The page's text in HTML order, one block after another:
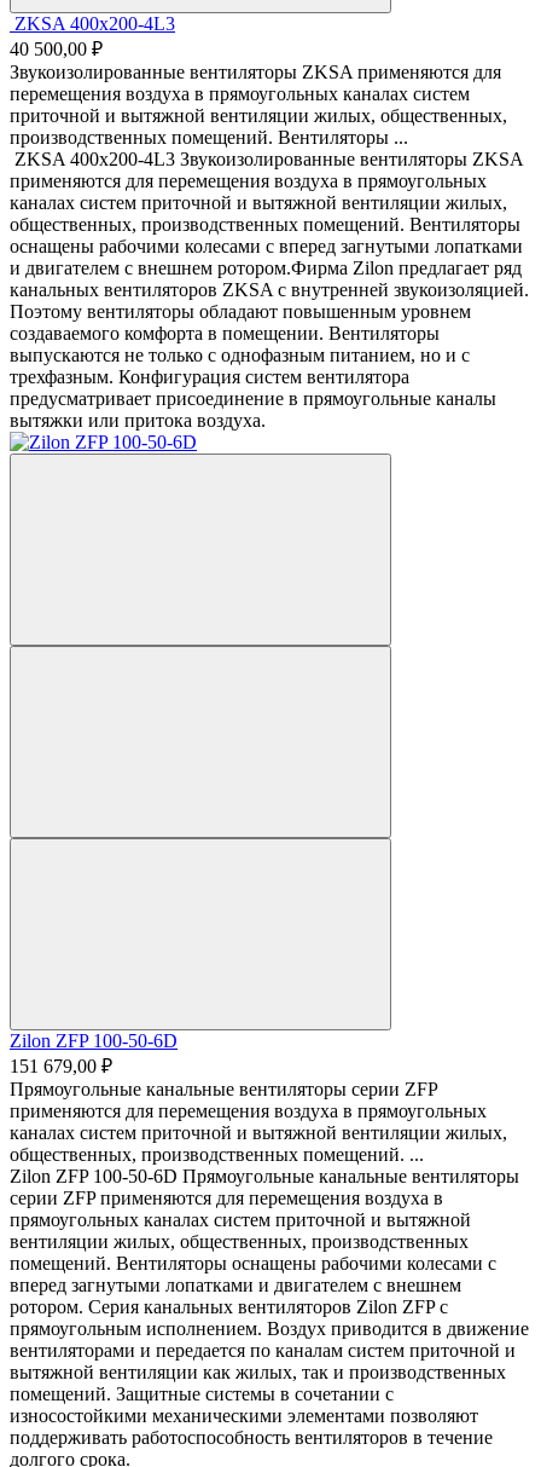
ZKSA 400х200-4L3
40 500,00 ₽
Звукоизолированные вентиляторы ZKSA применяются для
перемещения воздуха в прямоугольных каналах систем
приточной и вытяжной вентиляции жилых, общественных,
производственных помещений. Вентиляторы ...
ZKSA 400х200-4L3 Звукоизолированные вентиляторы ZKSA
применяются для перемещения воздуха в прямоугольных
каналах систем приточной и вытяжной вентиляции жилых,
общественных, производственных помещений. Вентиляторы
оснащены рабочими колесами с вперед загнутыми лопатками
и двигателем с внешнем ротором.Фирма Zilon предлагает ряд
канальных вентиляторов ZKSA с внутренней звукоизоляцией.
Поэтому вентиляторы обладают повышенным уровнем
создаваемого комфорта в помещении. Вентиляторы
выпускаются не только с однофазным питанием, но и с
трехфазным. Конфигурация систем вентилятора
предусматривает присоединение в прямоугольные каналы
вытяжки или притока воздуха.
Zilon ZFP 100-50-6D
151 679,00 ₽
Прямоугольные канальные вентиляторы серии ZFP
применяются для перемещения воздуха в прямоугольных
каналах систем приточной и вытяжной вентиляции жилых,
общественных, производственных помещений. ...
Zilon ZFP 100-50-6D Прямоугольные канальные вентиляторы
серии ZFP применяются для перемещения воздуха в
прямоугольных каналах систем приточной и вытяжной
вентиляции жилых, общественных, производственных
помещений. Вентиляторы оснащены рабочими колесами с
вперед загнутыми лопатками и двигателем с внешнем
ротором. Серия канальных вентиляторов Zilon ZFP с
прямоугольным исполнением. Воздух приводится в движение
вентиляторами и передается по каналам систем приточной и
вытяжной вентиляции как жилых, так и производственных
помещений. Защитные системы в сочетании с
износостойкими механическими элементами позволяют
поддерживать работоспособность вентиляторов в течение
долгого срока.